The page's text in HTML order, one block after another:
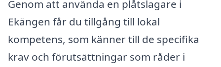
Genom att använda en plåtslagare i
Ekängen får du tillgång till lokal
kompetens, som känner till de specifika
krav och förutsättningar som råder i